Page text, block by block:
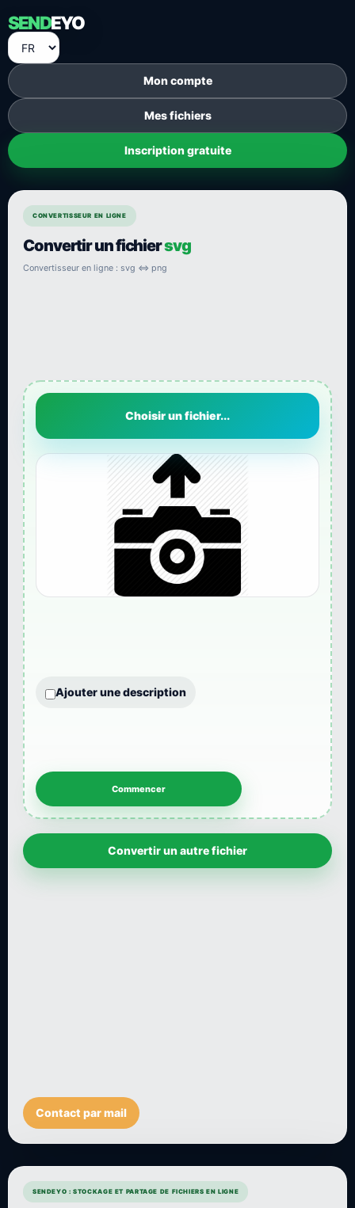
SENDEYO
Mon compte
Mes fichiers
Inscription gratuite
CONVERTISSEUR EN LIGNE
Convertir un fichiersvg
Convertisseur en ligne : svg ⇔ png
Choisir un fichier...
Ajouter une description
Convertir un autre fichier
Contact par mail
SENDEYO : STOCKAGE ET PARTAGE DE FICHIERS EN LIGNE